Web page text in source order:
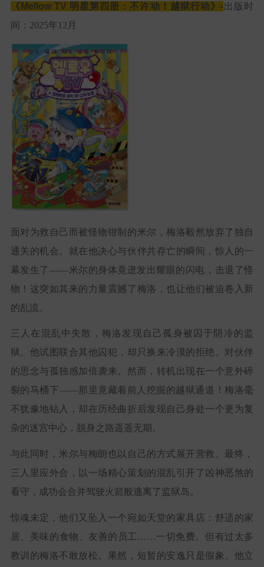
《 Mellow TV 明星第四册：不许动！越狱行动》-出版时
间：2025年12月
面对为救自己而被怪物钳制的米尔，梅洛毅然放弃了独自
通关的机会。就在他决心与伙伴共存亡的瞬间，惊人的一
幕发生了——米尔的身体竟迸发出耀眼的闪电，击退了怪
物！这突如其来的力量震撼了梅洛，也让他们被迫卷入新
的乱流。
三人在混乱中失散，梅洛发现自己孤身被囚于阴冷的监
狱。他试图联合其他囚犯，却只换来冷漠的拒绝。对伙伴
的思念与孤独感加倍袭来。然而，转机出现在一个意外碎
裂的马桶下——那里竟藏着前人挖掘的越狱通道！梅洛毫
不犹豫地钻入，却在历经曲折后发现自己身处一个更为复
杂的迷宫中心，脱身之路遥遥无期。
与此同时，米尔与梅朗也以自己的方式展开营救。最终，
三人里应外合，以一场精心策划的混乱引开了凶神恶煞的
看守，成功会合并驾驶火箭般逃离了监狱岛。
惊魂未定，他们又坠入一个宛如天堂的家具店：舒适的家
居、美味的食物、友善的员工……一切免费。但有过太多
教训的梅洛不敢放松。果然，短暂的安逸只是假象。他立